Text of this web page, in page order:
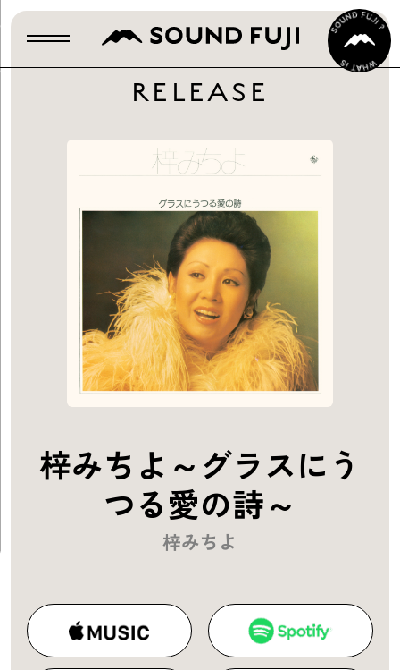
RELEASE
梓みちよ～グラスにう
つる愛の詩～
梓みちよ